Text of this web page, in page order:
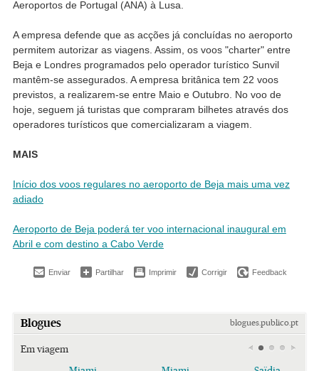
Aeroportos de Portugal (ANA) à Lusa.
A empresa defende que as acções já concluídas no aeroporto
permitem autorizar as viagens. Assim, os voos "charter" entre
Beja e Londres programados pelo operador turístico Sunvil
mantêm-se assegurados. A empresa britânica tem 22 voos
previstos, a realizarem-se entre Maio e Outubro. No voo de
hoje, seguem já turistas que compraram bilhetes através dos
operadores turísticos que comercializaram a viagem.
MAIS
Início dos voos regulares no aeroporto de Beja mais uma vez
adiado
Aeroporto de Beja poderá ter voo internacional inaugural em
Abril e com destino a Cabo Verde
Enviar Partilhar Imprimir Corrigir Feedback
Blogues blogues.publico.pt
Em viagem